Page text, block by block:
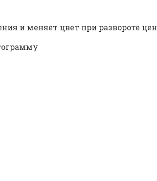
и меняет цвет при развороте цен